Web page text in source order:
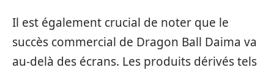
Il est également crucial de noter que le
succès commercial de Dragon Ball Daima va
au-delà des écrans. Les produits dérivés tels